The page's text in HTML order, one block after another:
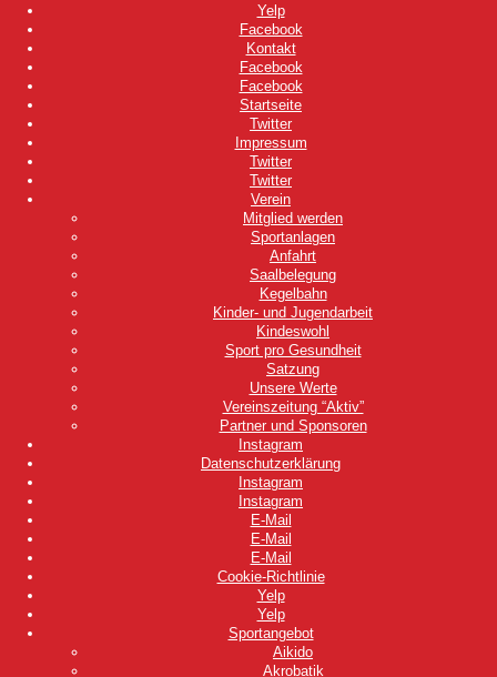
Yelp
Facebook
Kontakt
Facebook
Facebook
Startseite
Twitter
Impressum
Twitter
Twitter
Verein
Mitglied werden
Sportanlagen
Anfahrt
Saalbelegung
Kegelbahn
Kinder- und Jugendarbeit
Kindeswohl
Sport pro Gesundheit
Satzung
Unsere Werte
Vereinszeitung “Aktiv”
Partner und Sponsoren
Instagram
Datenschutzerklärung
Instagram
Instagram
E-Mail
E-Mail
E-Mail
Cookie-Richtlinie
Yelp
Yelp
Sportangebot
Aikido
Akrobatik